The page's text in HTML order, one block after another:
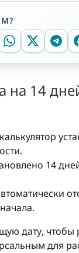
на 14
14
дату, чтобы
для